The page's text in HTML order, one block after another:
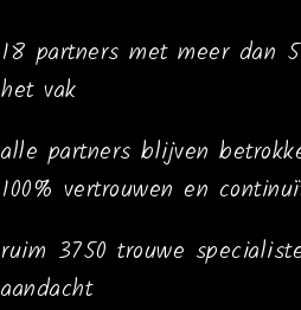
18 partners met meer dan
het vak
alle partners blijven
100% vertrouwen en
ruim 3750 trouwe
aandacht